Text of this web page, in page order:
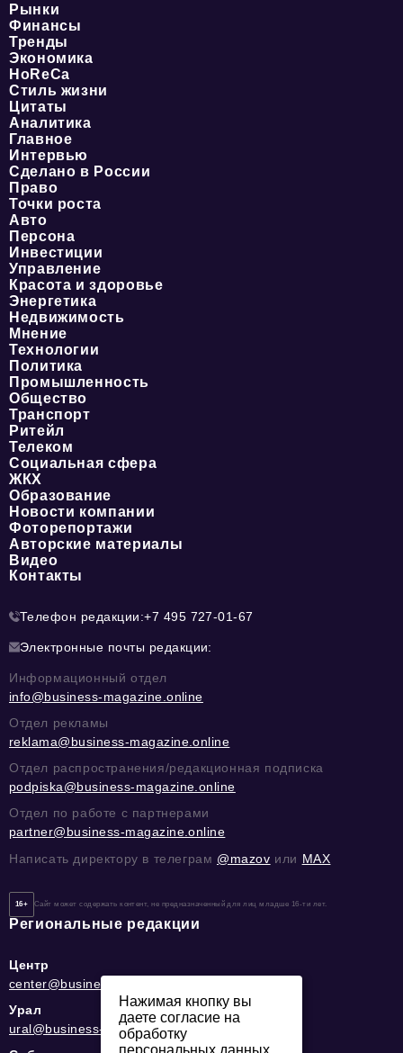
Рынки
Финансы
Тренды
Экономика
HoReCa
Стиль жизни
Цитаты
Аналитика
Главное
Интервью
Сделано в России
Право
Точки роста
Авто
Персона
Инвестиции
Управление
Красота и здоровье
Энергетика
Недвижимость
Мнение
Технологии
Политика
Промышленность
Общество
Транспорт
Ритейл
Телеком
Социальная сфера
ЖКХ
Образование
Новости компании
Фоторепортажи
Авторские материалы
Видео
Контакты
Телефон редакции:+7 495 727-01-67
Электронные почты редакции:
Информационный отдел
info@business-magazine.online
Отдел рекламы
reklama@business-magazine.online
Отдел распространения/редакционная подписка
podpiska@business-magazine.online
Отдел по работе с партнерами
partner@business-magazine.online
Написать директору в телеграм @mazov или MAX
16+ Сайт может содержать контент, не предназначенный для лиц младше 16-ти лет.
Региональные редакции
Центр
center@business-magazine.online
Урал
ural@business-magazine.online
Нажимая кнопку вы
даете согласие на
обработку
персональных данных